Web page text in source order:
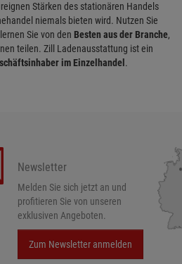
Stärken des stationären Handels
niemals bieten wird. Nutzen Sie
Sie von den Besten aus der Branche,
teilen. Zill Ladenausstattung ist ein
im Einzelhandel .
Newsletter
Melden Sie sich jetzt an und
profitieren Sie von unseren
exklusiven Angeboten.
Zum Newsletter anmelden